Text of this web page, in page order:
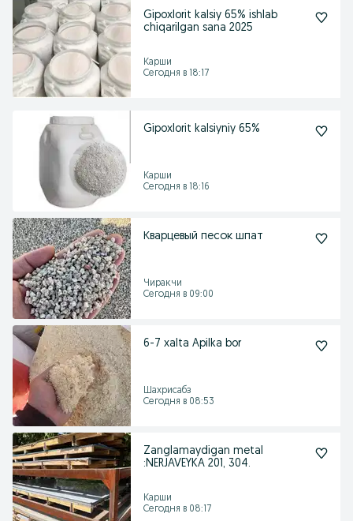
Gipoxlorit kalsiy 65% ishlab
chiqarilgan sana 2025
Карши
Сегодня в 18:17
Gipoxlorit kalsiyniy 65%
Карши
Сегодня в 18:16
Кварцевый песок шпат
Чиракчи
Сегодня в 09:00
6-7 xalta Apilka bor
Шахрисабз
Сегодня в 08:53
Zanglamaydigan metal
:NERJAVEYKA 201, 304.
Карши
Сегодня в 08:17